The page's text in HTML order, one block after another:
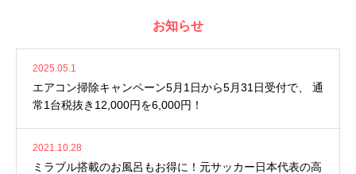
お知らせ
2025.05.1
エアコン掃除キャンペーン5月1日から5月31日受付で、 通
常1台税抜き12,000円を6,000円！
2021.10.28
ミラブル搭載のお風呂もお得に！元サッカー日本代表の高